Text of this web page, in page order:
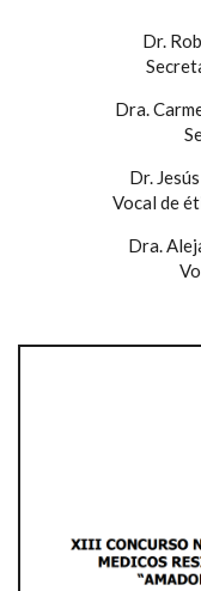
Dr.
Dra.
Dr.
Vocal de
Dra.